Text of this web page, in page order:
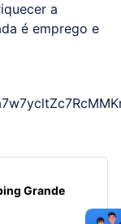
a
é emprego e
Grande